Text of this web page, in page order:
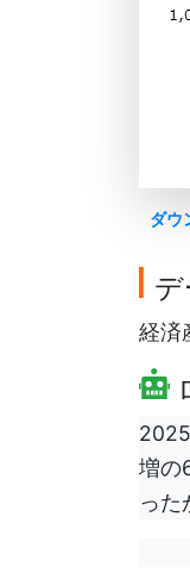
ダウ
経済
増の
った